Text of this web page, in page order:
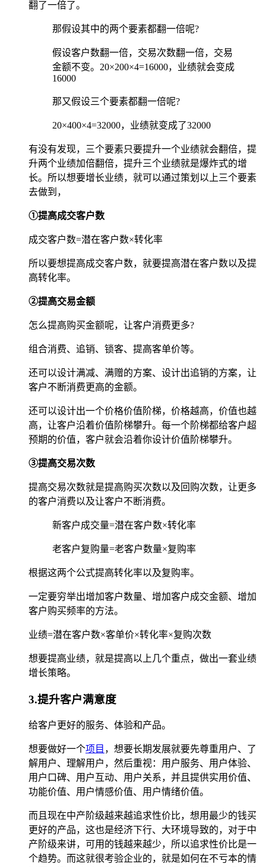
翻了一倍了。
那假设其中的两个要素都翻一倍呢?
假设客户数翻一倍，交易次数翻一倍，交易
金额不变。20×200×4=16000，业绩就会变成
16000
那又假设三个要素都翻一倍呢?
20×400×4=32000，业绩就变成了32000
有没有发现，三个要素只要提升一个业绩就会翻倍，提
升两个业绩加倍翻倍，提升三个业绩就是爆炸式的增
长。所以想要增长业绩，就可以通过策划以上三个要素
去做到，
①提高成交客户数
成交客户数=潜在客户数×转化率
所以要想提高成交客户数，就要提高潜在客户数以及提
高转化率。
②提高交易金额
怎么提高购买金额呢，让客户消费更多?
组合消费、追销、锁客、提高客单价等。
还可以设计满减、满赠的方案、设计出追销的方案，让
客户不断消费更高的金额。
还可以设计出一个价格价值阶梯，价格越高，价值也越
高，让客户沿着价值阶梯攀升。每一个阶梯都给客户超
预期的价值，客户就会沿着你设计价值阶梯攀升。
③提高交易次数
提高交易次数就是提高购买次数以及回购次数，让更多
的客户消费以及让客户不断消费。
新客户成交量=潜在客户数×转化率
老客户复购量=老客户数量×复购率
根据这两个公式提高转化率以及复购率。
一定要穷举出增加客户数量、增加客户成交金额、增加
客户购买频率的方法。
业绩=潜在客户数×客单价×转化率×复购次数
想要提高业绩，就是提高以上几个重点，做出一套业绩
增长策略。
3.提升客户满意度
给客户更好的服务、体验和产品。
想要做好一个项目 ，想要长期发展就要先尊重用户、了
解用户、理解用户，然后重视：用户服务、用户体验、
用户口碑、用户互动、用户关系，并且提供实用价值、
功能价值、用户情感价值、用户情绪价值。
而且现在中产阶级越来越追求性价比，想用最少的钱买
更好的产品，这也是经济下行、大环境导致的，对于中
产阶级来讲，可用的钱越来越少，所以追求性价比是一
个趋势。而这就很考验企业的，就是如何在不亏本的情